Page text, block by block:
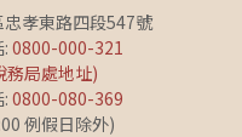
孝東路四段547號
0800-000-321
務局處地址)
0800-080-369
例假日除外)